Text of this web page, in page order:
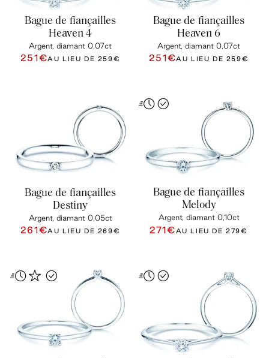
Bague de fiançailles
Heaven 4
Argent, diamant 0,07ct
251€AU LIEU DE 259€
Bague de fiançailles
Heaven 6
Argent, diamant 0,07ct
251€AU LIEU DE 259€
Bague de fiançailles
Destiny
Argent, diamant 0,05ct
261€AU LIEU DE 269€
Bague de fiançailles
Melody
Argent, diamant 0,10ct
271€AU LIEU DE279€